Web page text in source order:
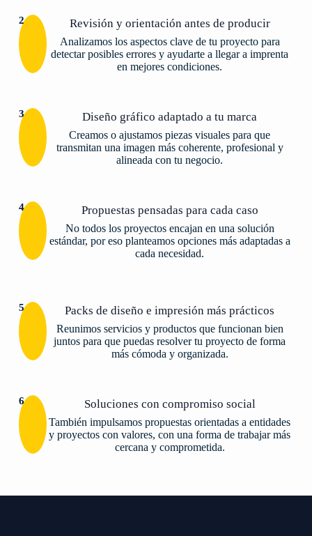
2 Revisión y orientación antes de producir
Analizamos los aspectos clave de tu proyecto para
detectar posibles errores y ayudarte a llegar a imprenta
en mejores condiciones.
3 Diseño gráfico adaptado a tu marca
Creamos o ajustamos piezas visuales para que
transmitan una imagen más coherente, profesional y
alineada con tu negocio.
4 Propuestas pensadas para cada caso
No todos los proyectos encajan en una solución
estándar, por eso planteamos opciones más adaptadas a
cada necesidad.
5 Packs de diseño e impresión más prácticos
Reunimos servicios y productos que funcionan bien
juntos para que puedas resolver tu proyecto de forma
más cómoda y organizada.
6 Soluciones con compromiso social
También impulsamos propuestas orientadas a entidades
y proyectos con valores, con una forma de trabajar más
cercana y comprometida.